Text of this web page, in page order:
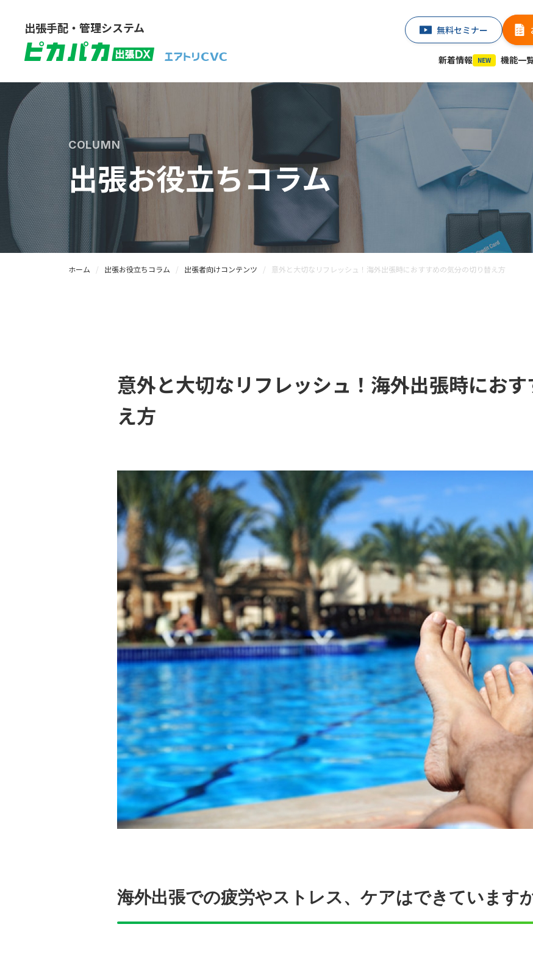
出張手配・管理システム 無料セミナー
新着情報 NEW 機能一
COLUMN
出張お役立ちコラム
ホーム 出張お役立ちコラム 出張者向けコンテンツ 意外と大切なリフレッシュ！海外出張時におすすめの気分の切り替え方
意外と大切なリフレッシュ！海外出張時にお
え方
海外出張での疲労やストレス、ケアはできています